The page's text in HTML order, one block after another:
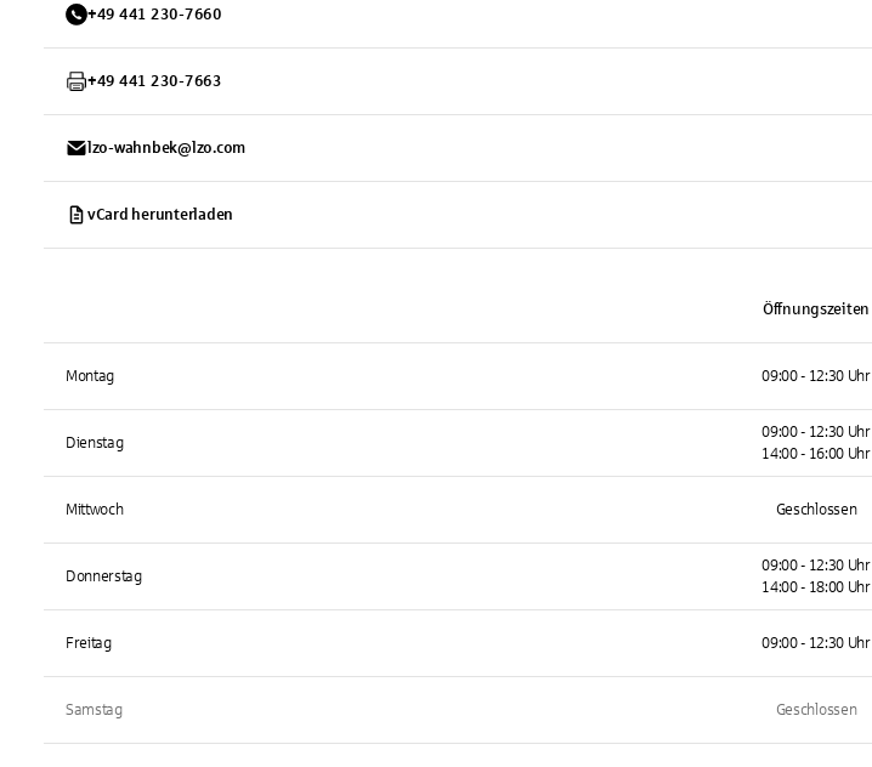
+49 441 230-7660
+49 441 230-7663
lzo-wahnbek@lzo.com
vCard herunterladen
Öffnungszeiten
Montag 09:00 - 12:30 Uhr
Dienstag
09:00 - 12:30 Uhr
14:00 - 16:00 Uhr
Mittwoch Geschlossen
Donnerstag
09:00 - 12:30 Uhr
14:00 - 18:00 Uhr
Freitag 09:00 - 12:30 Uhr
Samstag Geschlossen